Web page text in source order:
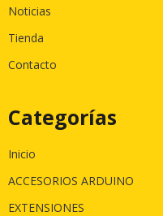
Noticias
Tienda
Contacto
Categorías
Inicio
ACCESORIOS ARDUINO
EXTENSIONES